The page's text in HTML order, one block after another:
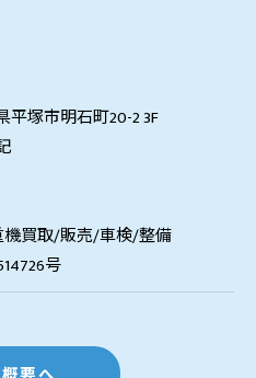
平塚市明石町20-2 3F
機買取/販売/車検/整備
号